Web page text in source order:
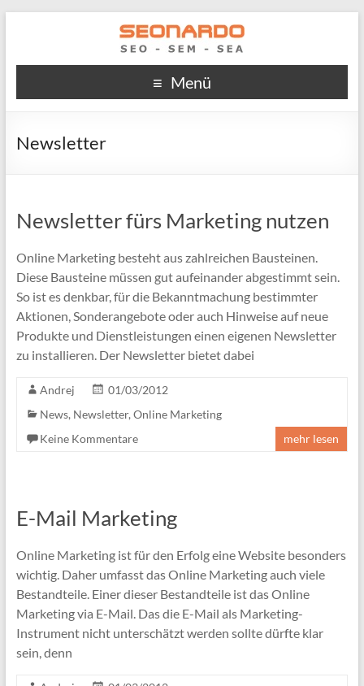
Menü
Newsletter
Newsletter fürs Marketing nutzen
Online Marketing besteht aus zahlreichen Bausteinen.
Diese Bausteine müssen gut aufeinander abgestimmt sein.
So ist es denkbar, für die Bekanntmachung bestimmter
Aktionen, Sonderangebote oder auch Hinweise auf neue
Produkte und Dienstleistungen einen eigenen Newsletter
zu installieren. Der Newsletter bietet dabei
Andrej
01/03/2012
News, Newsletter, Online Marketing
Keine Kommentare
mehr lesen
E-Mail Marketing
Online Marketing ist für den Erfolg eine Website besonders
wichtig. Daher umfasst das Online Marketing auch viele
Bestandteile. Einer dieser Bestandteile ist das Online
Marketing via E-Mail. Das die E-Mail als Marketing-
Instrument nicht unterschätzt werden sollte dürfte klar
sein, denn